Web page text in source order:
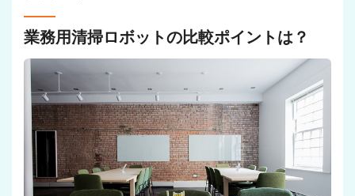
業務用清掃ロボットの比較ポイントは？